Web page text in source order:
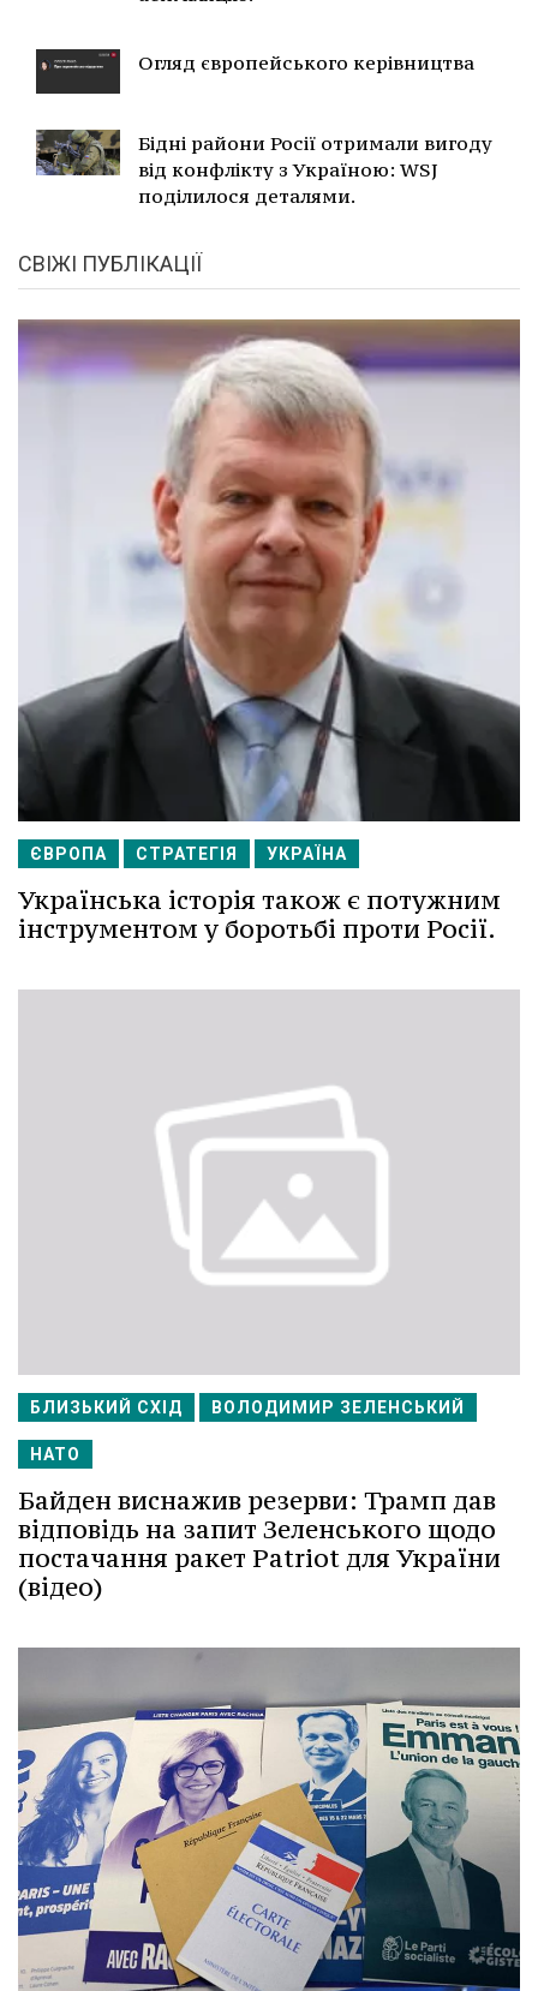
Огляд європейського керівництва
Бідні райони Росії отримали вигоду
від конфлікту з Україною: WSJ
поділилося деталями.
СВІЖІ ПУБЛІКАЦІЇ
ЄВРОПА СТРАТЕГІЯ УКРАЇНА
Українська історія також є потужним
інструментом у боротьбі проти Росії.
БЛИЗЬКИЙ СХІД ВОЛОДИМИР ЗЕЛЕНСЬКИЙ
НАТО
Байден виснажив резерви: Трамп дав
відповідь на запит Зеленського щодо
постачання ракет Patriot для України
(відео)